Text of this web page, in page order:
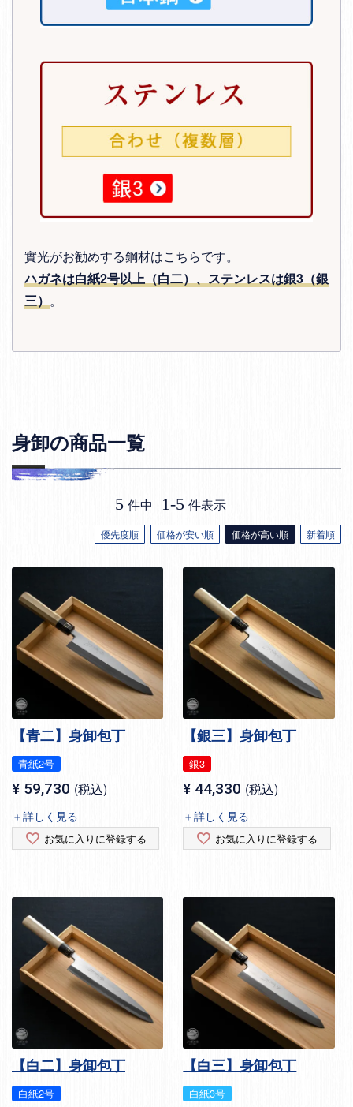
實光がお勧めする鋼材はこちらです。
ハガネは白紙2号以上（白二）、ステンレスは銀3（銀
三） 。
身卸の商品一覧
優先度順 価格が安い順 価格が高い順 新着順
5 件中 1-5 件表示
【青二】身卸包丁
青紙2号
¥ 59,730 税込
＋詳しく見る
お気に入りに登録する
【銀三】身卸包丁
銀3
¥ 44,330 税込
＋詳しく見る
お気に入りに登録する
【白二】身卸包丁
白紙2号
【白三】身卸包丁
白紙3号